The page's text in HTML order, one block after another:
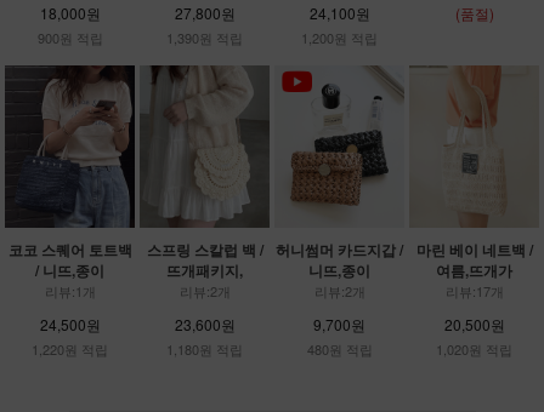
18,000원
900원 적립
27,800원
1,390원 적립
24,100원
1,200원 적립
(품절)
코코 스퀘어 토트백
/ 니뜨,종이
리뷰:1개
24,500원
1,220원 적립
스프링 스칼럽 백 /
뜨개패키지,
리뷰:2개
23,600원
1,180원 적립
허니썸머 카드지갑 /
니뜨,종이
리뷰:2개
9,700원
480원 적립
마린 베이 네트백 /
여름,뜨개가
리뷰:17개
20,500원
1,020원 적립